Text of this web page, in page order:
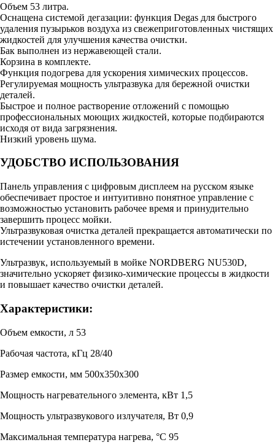
Объем 53 литра.
Оснащена системой дегазации: функция Degas для быстрого
удаления пузырьков воздуха из свежеприготовленных чистящих
жидкостей для улучшения качества очистки.
Бак выполнен из нержавеющей стали.
Корзина в комплекте.
Функция подогрева для ускорения химических процессов.
Регулируемая мощность ультразвука для бережной очистки
деталей.
Быстрое и полное растворение отложений с помощью
профессиональных моющих жидкостей, которые подбираются
исходя от вида загрязнения.
Низкий уровень шума.
УДОБСТВО ИСПОЛЬЗОВАНИЯ
Панель управления с цифровым дисплеем на русском языке
обеспечивает простое и интуитивно понятное управление с
возможностью установить рабочее время и принудительно
завершить процесс мойки.
Ультразвуковая очистка деталей прекращается автоматически по
истечении установленного времени.
Ультразвук, используемый в мойке NORDBERG NU530D,
значительно ускоряет физико-химические процессы в жидкости
и повышает качество очистки деталей.
Характеристики:
Объем емкости, л 53
Рабочая частота, кГц 28/40
Размер емкости, мм 500x350x300
Мощность нагревательного элемента, кВт 1,5
Мощность ультразвукового излучателя, Вт 0,9
Максимальная температура нагрева, °С 95